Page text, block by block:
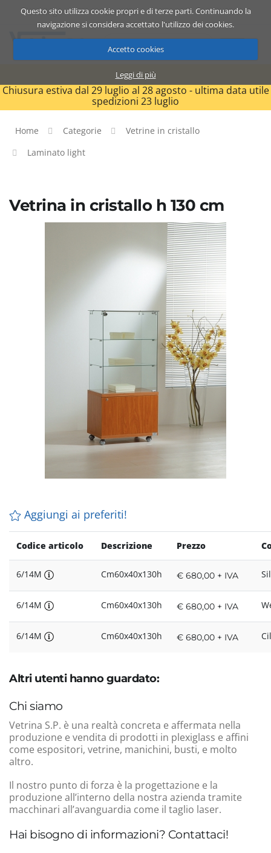
Questo sito utilizza cookie propri e di terze parti. Continuando la
navigazione si considera accettato l'utilizzo dei cookies.
Accetto cookies
Leggi di più
Catalogo Carrello ITA
Chiusura estiva dal 29 luglio al 28 agosto - ultima data utile
spedizioni 23 luglio
Home Categorie
Vetrine in cristallo
Laminato light
Vetrina in cristallo h 130 cm
Aggiungi ai preferiti!
Codice articolo Descrizione Prezzo
6/14M Cm60x40x130h € 680,00 + IVA
6/14M Cm60x40x130h € 680,00 + IVA
6/14M Cm60x40x130h € 680,00 + IVA
Hai bisogno di informazioni? Contattaci!
Chi siamo
Vetrina S.P. è una realtà concreta e affermata nella
produzione e vendita di prodotti in plexiglass e affini
come espositori, vetrine, manichini, busti, e molto
altro.
Il nostro punto di forza è la progettazione e la
produzione all’interno della nostra azienda tramite
macchinari all’avanguardia come il taglio laser.
Altri utenti hanno guardato: